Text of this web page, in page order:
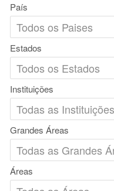
País
Estados
Instituições
Grandes Áreas
Áreas